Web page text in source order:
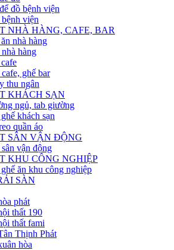
đồ bệnh viện
viện
NHÀ HÀNG, CAFE, BAR
nhà hàng
hàng
ghế bar
thu ngân
KHÁCH SẠN
ngủ, tab giường
khách sạn
quần áo
SÂN VẬN ĐỘNG
vận động
KHU CÔNG NGHIỆP
ăn khu công nghiệp
SÀN
phát
thất 190
thất fami
Thịnh Phát
hòa